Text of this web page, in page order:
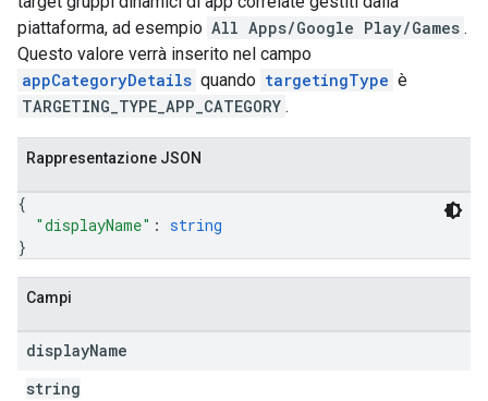
piattaforma, ad esempio All Apps/Google Play/Games .
Questo valore verrà inserito nel campo
appCategoryDetails quando targetingType è
TARGETING_TYPE_APP_CATEGORY .
Rappresentazione JSON
{
"displayName" : string
}
Campi
displayName
string